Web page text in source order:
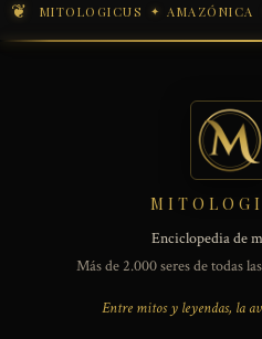
MITOLOGICUS AMAZÓNICA
Enciclopedia de
Más de 2.000 seres de todas
Entre mitos y leyendas, la